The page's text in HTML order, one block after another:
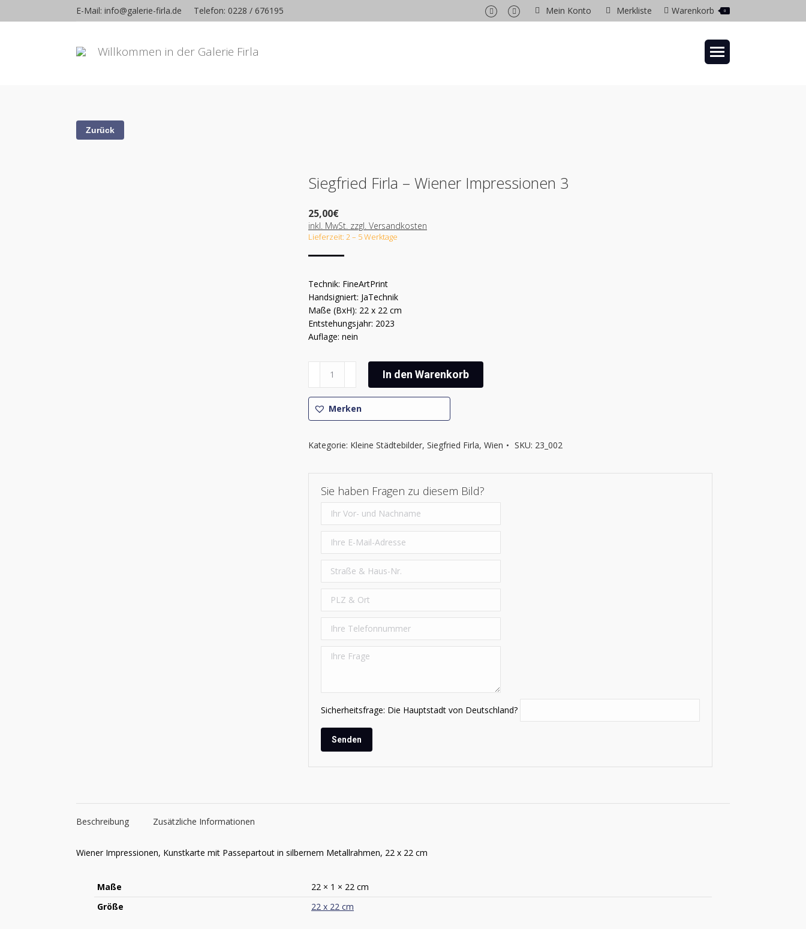
E-Mail: info@galerie-firla.de Telefon: 0228 / 676195
FacebookInstagramMein Konto Merkliste Warenkorb 0
Willkommen in der Galerie Firla
Siegfried Firla – Wiener Impressionen 3
25,00€
inkl. MwSt. zzgl. Versandkosten
Lieferzeit: 2 – 5 Werktage
Technik: FineArtPrint
Handsigniert: JaTechnik
Maße (BxH): 22 x 22 cm
Entstehungsjahr: 2023
Auflage: nein
Wiener
Impressionen
Menge
In den Warenkorb
Merken
Kategorie: Kleine Städtebilder, Siegfried Firla, Wien SKU: 23_002
Sie haben Fragen zu diesem Bild?
Sicherheitsfrage: Die Hauptstadt von Deutschland?
Beschreibung Zusätzliche Informationen
Wiener Impressionen, Kunstkarte mit Passepartout in silbernem Metallrahmen, 22 x 22 cm
Maße
22 × 1 × 22 cm
Größe
22 x 22 cm